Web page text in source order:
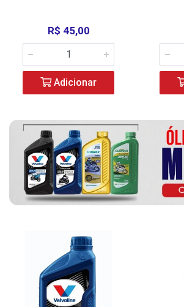
R$ 45,00
Adicionar